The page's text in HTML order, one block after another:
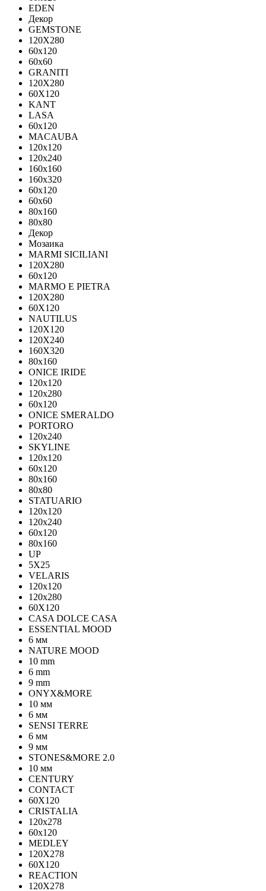
EDEN
Декор
GEMSTONE
120X280
60x120
60x60
GRANITI
120X280
60X120
KANT
LASA
60x120
MACAUBA
120x120
120x240
160x160
160x320
60x120
60x60
80x160
80x80
Декор
Мозаика
MARMI SICILIANI
120Х280
60x120
MARMO E PIETRA
120X280
60X120
NAUTILUS
120X120
120X240
160X320
80х160
ONICE IRIDE
120x120
120x280
60x120
ONICE SMERALDO
PORTORO
120x240
SKYLINE
120x120
60x120
80x160
80x80
STATUARIO
120x120
120x240
60x120
80x160
UP
5Х25
VELARIS
120х120
120х280
60X120
CASA DOLCE CASA
ESSENTIAL MOOD
6 мм
NATURE MOOD
10 mm
6 mm
9 mm
ONYX&MORE
10 мм
6 мм
SENSI TERRE
6 мм
9 мм
STONES&MORE 2.0
10 мм
CENTURY
CONTACT
60X120
CRISTALIA
120x278
60x120
MEDLEY
120X278
60X120
REACTION
120X278